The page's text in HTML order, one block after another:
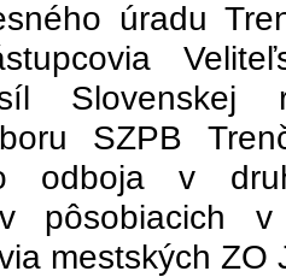
úradu
Slovenskej
SZPB
odboja v
pôsobiacich
mestských ZO